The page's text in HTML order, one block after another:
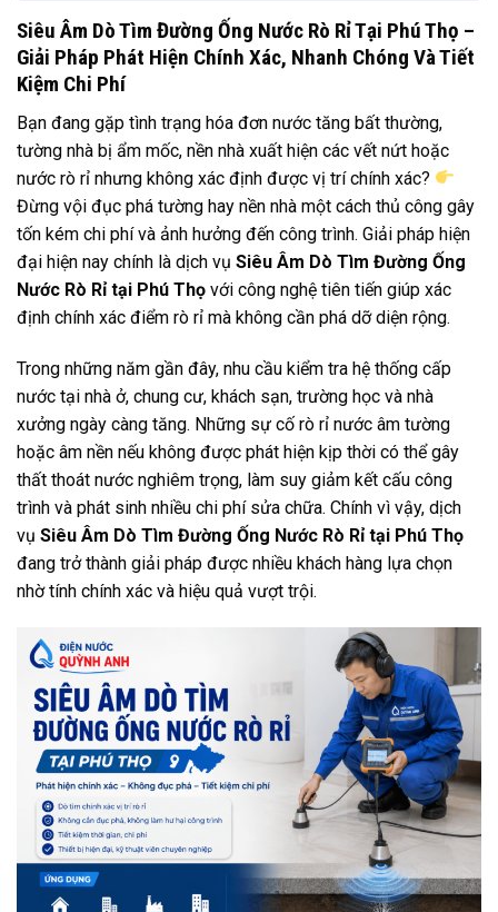
Siêu Âm Dò Tìm Đường Ống Nước Rò Rỉ Tại Phú Thọ –
Giải Pháp Phát Hiện Chính Xác, Nhanh Chóng Và Tiết
Kiệm Chi Phí
Bạn đang gặp tình trạng hóa đơn nước tăng bất thường,
tường nhà bị ẩm mốc, nền nhà xuất hiện các vết nứt hoặc
nước rò rỉ nhưng không xác định được vị trí chính xác?
Đừng vội đục phá tường hay nền nhà một cách thủ công gây
tốn kém chi phí và ảnh hưởng đến công trình. Giải pháp hiện
đại hiện nay chính là dịch vụ Siêu Âm Dò Tìm Đường Ống
Nước Rò Rỉ tại Phú Thọ với công nghệ tiên tiến giúp xác
định chính xác điểm rò rỉ mà không cần phá dỡ diện rộng.
Trong những năm gần đây, nhu cầu kiểm tra hệ thống cấp
nước tại nhà ở, chung cư, khách sạn, trường học và nhà
xưởng ngày càng tăng. Những sự cố rò rỉ nước âm tường
hoặc âm nền nếu không được phát hiện kịp thời có thể gây
thất thoát nước nghiêm trọng, làm suy giảm kết cấu công
trình và phát sinh nhiều chi phí sửa chữa. Chính vì vậy, dịch
vụ Siêu Âm Dò Tìm Đường Ống Nước Rò Rỉ tại Phú Thọ
đang trở thành giải pháp được nhiều khách hàng lựa chọn
nhờ tính chính xác và hiệu quả vượt trội.